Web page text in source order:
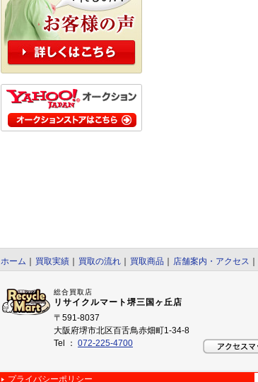
ホーム 買取実績 買取の流れ 買取商品 店舗案内・アクセス
総合買取店
リサイクルマート堺三国ヶ丘店
〒591-8037
大阪府堺市北区百舌鳥赤畑町1-34-8
Tel ： 072-225-4700
プライバシーポリシー